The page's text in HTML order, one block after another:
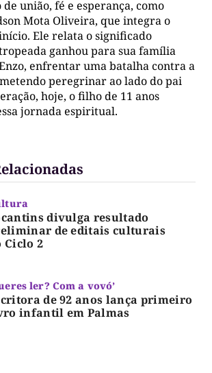
união, fé e esperança, como
Mota Oliveira, que integra o
Ele relata o significado
ganhou para sua família
enfrentar uma batalha contra a
peregrinar ao lado do pai
hoje, o filho de 11 anos
jornada espiritual.
divulga resultado
de editais culturais
Ciclo 2
ler? Com a vovó’
de 92 anos lança primeiro
infantil em Palmas